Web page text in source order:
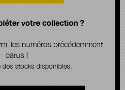
votre collection ?
les numéros précédemment
parus !
des stocks disponibles.